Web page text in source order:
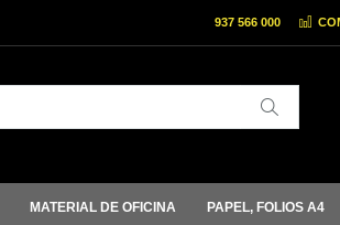
937 566 000
MATERIAL DE OFICINA PAPEL, FOLIOS A4